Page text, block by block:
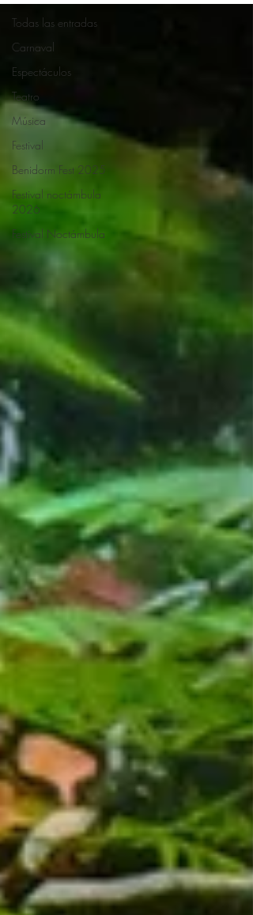
Todas las entradas
Carnaval
Espectáculos
Teatro
Música
Festival
Benidorm Fest 2025
Festival noctámbula
2026
Festival Noctámbula